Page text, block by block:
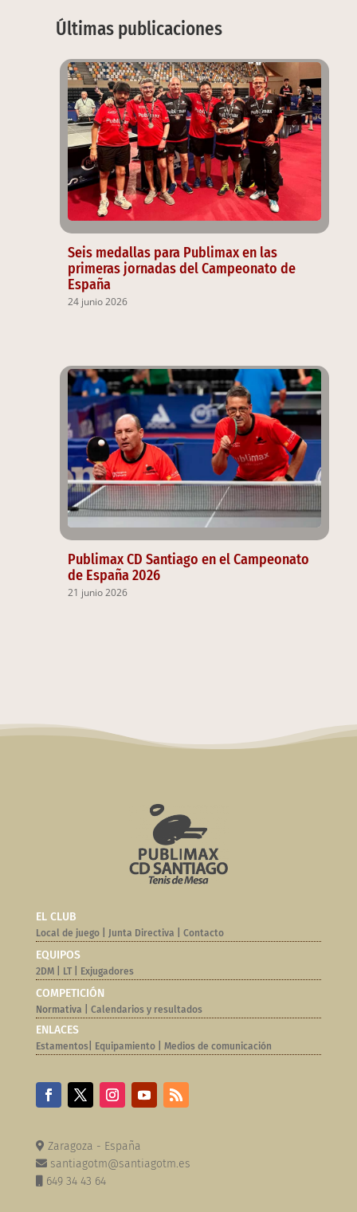
Últimas publicaciones
Seis medallas para Publimax en las
primeras jornadas del Campeonato de
España
24 junio 2026
Publimax CD Santiago en el Campeonato
de España 2026
21 junio 2026
EL CLUB
Local de juego| Junta Directiva Contacto
EQUIPOS
2DM| LT| Exjugadores
COMPETICIÓN
Normativa | Calendarios y resultados
ENLACES
Estamentos| Equipamiento| Medios de comunicación
Zaragoza - España
santiagotm@santiagotm.es
649 34 43 64